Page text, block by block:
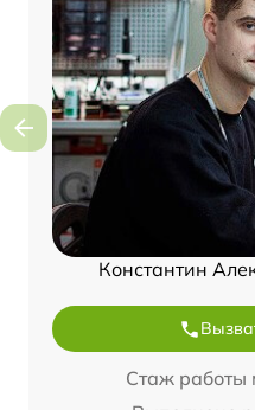
Константин
Стаж работы